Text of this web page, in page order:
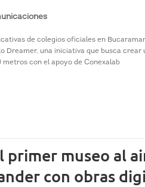
de colegios oficiales en
Dreamer, una iniciativa que busca crear
metros con el apoyo de Conexalab
primer museo al
con obras